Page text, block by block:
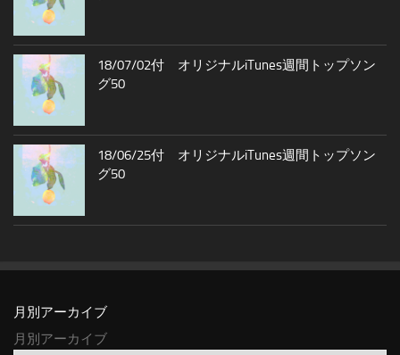
18/07/02付 オリジナルiTunes週間トップソン
グ50
18/06/25付 オリジナルiTunes週間トップソン
グ50
月別アーカイブ
月別アーカイブ